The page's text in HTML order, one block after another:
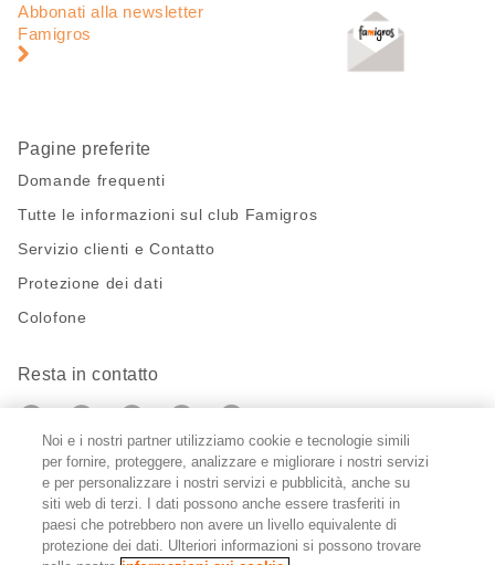
pagina
pagina
Abbonati alla newsletter
Famigros
Pagine preferite
Domande frequenti
Tutte le informazioni sul club Famigros
Servizio clienti e Contatto
Protezione dei dati
Colofone
Resta in contatto
https://twitter.com/migros?
https://www.youtube.com/user/
PinterestInstagram
Impostazioni cookie
FR IT
Noi e i nostri partner utilizziamo cookie e tecnologie simili
per fornire, proteggere, analizzare e migliorare i nostri servizi
e per personalizzare i nostri servizi e pubblicità, anche su
siti web di terzi. I dati possono anche essere trasferiti in
paesi che potrebbero non avere un livello equivalente di
protezione dei dati. Ulteriori informazioni si possono trovare